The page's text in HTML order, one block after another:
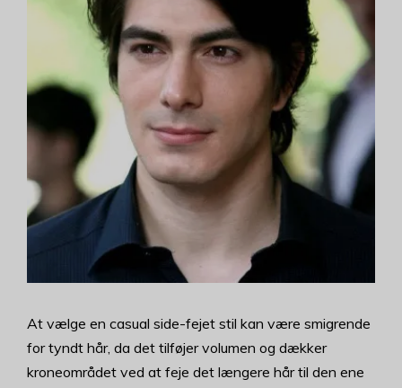
At vælge en casual side-fejet stil kan være smigrende
for tyndt hår, da det tilføjer volumen og dækker
kroneområdet ved at feje det længere hår til den ene